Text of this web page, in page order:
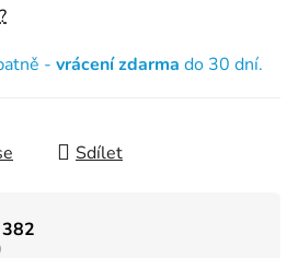
- vrácení zdarma do 30 dní.
Sdílet